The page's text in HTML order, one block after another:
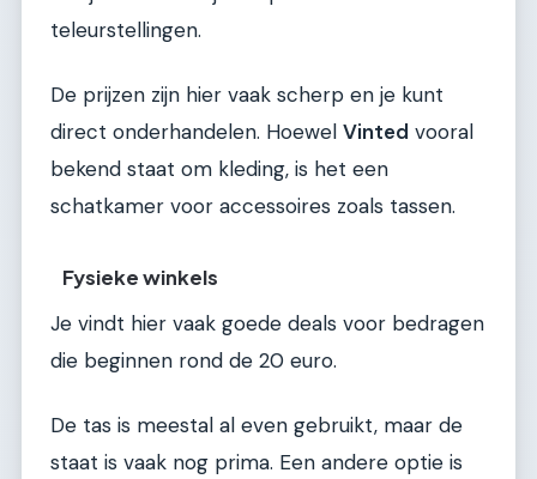
teleurstellingen.
De prijzen zijn hier vaak scherp en je kunt
direct onderhandelen. Hoewel Vinted vooral
bekend staat om kleding, is het een
schatkamer voor accessoires zoals tassen.
Fysieke winkels
Je vindt hier vaak goede deals voor bedragen
die beginnen rond de 20 euro.
De tas is meestal al even gebruikt, maar de
staat is vaak nog prima. Een andere optie is